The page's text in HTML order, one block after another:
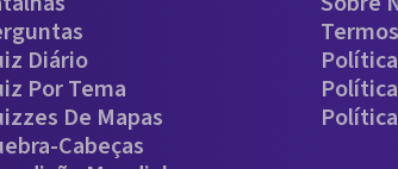
Diário
Por Tema
De Mapas
Cabeças